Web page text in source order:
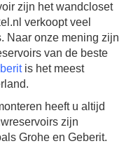
zijn het wandcloset
verkoopt veel
Naar onze mening zijn
van de beste
is het meest
heeft u altijd
zijn
Grohe en Geberit.